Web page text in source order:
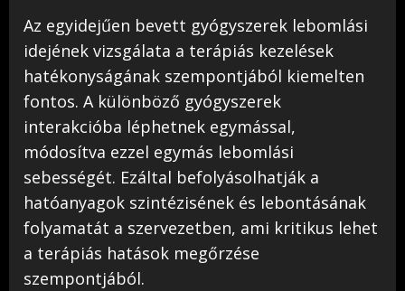
Az egyidejűen bevett gyógyszerek lebomlási
idejének vizsgálata a terápiás kezelések
hatékonyságának szempontjából kiemelten
fontos. A különböző gyógyszerek
interakcióba léphetnek egymással,
módosítva ezzel egymás lebomlási
sebességét. Ezáltal befolyásolhatják a
hatóanyagok szintézisének és lebontásának
folyamatát a szervezetben, ami kritikus lehet
a terápiás hatások megőrzése
szempontjából.